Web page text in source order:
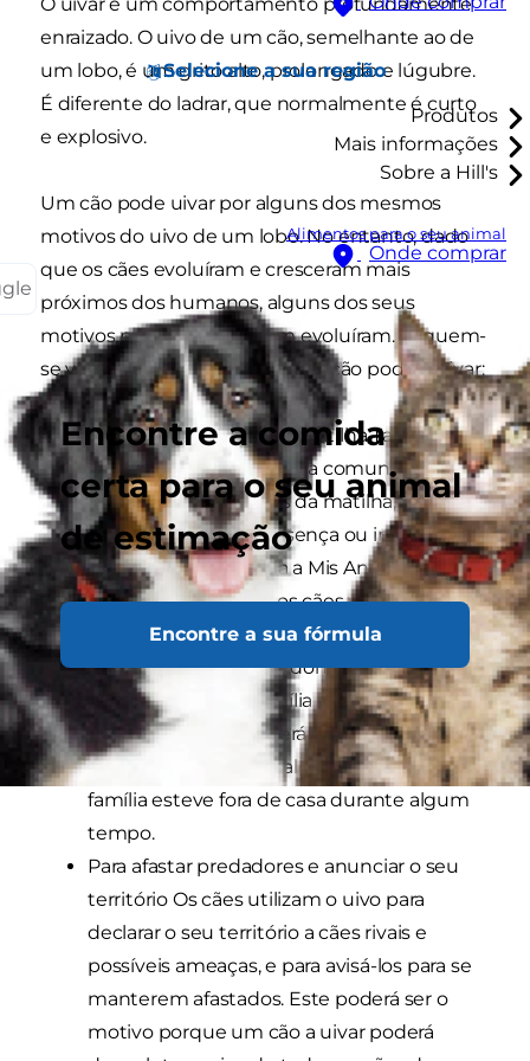
Selecione a sua região
Produtos
Mais informações
Sobre a Hill's
Alimentos para o seu animal
Onde comprar
Encontre a comida
certa para o seu animal
de estimação
Encontre a sua fórmula
enraizado. O uivo de um cão, semelhante ao de
um lobo, é um grito alto, prolongado e lúgubre.
É diferente do ladrar, que normalmente é curto
e explosivo.
Um cão pode uivar por alguns dos mesmos
motivos do uivo de um lobo. No entanto, dado
que os cães evoluíram e cresceram mais
próximos dos humanos, alguns dos seus
motivos para uivar também evoluíram. Seguem-
se vários motivos porque o seu cão poderá uivar:
Para comunicar com a matilha Tal como os
lobos, os cães uivam para comunicarem
com outros membros da matilha,
assinalarem a sua presença ou indicarem a
sua localização, afirma a Mis Animales. Isto é
verdade não só para os cães vadios, que se
juntam realmente em matilhas, mas
também para os cães domésticos que
consideram a sua família e tutores como a
sua matilha. Isto poderá explicar porque o
seu cão uiva quando algum membro da
família esteve fora de casa durante algum
tempo.
Para afastar predadores e anunciar o seu
território Os cães utilizam o uivo para
declarar o seu território a cães rivais e
possíveis ameaças, e para avisá-los para se
manterem afastados. Este poderá ser o
motivo porque um cão a uivar poderá